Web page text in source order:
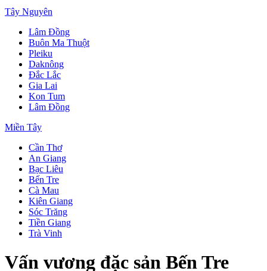
Tây Nguyên
Lâm Đồng
Buôn Ma Thuột
Pleiku
Daknông
Đắc Lắc
Gia Lai
Kon Tum
Lâm Đồng
Miền Tây
Cần Thơ
An Giang
Bạc Liêu
Bến Tre
Cà Mau
Kiên Giang
Sóc Trăng
Tiền Giang
Trà Vinh
Vấn vương đặc sản Bến Tre